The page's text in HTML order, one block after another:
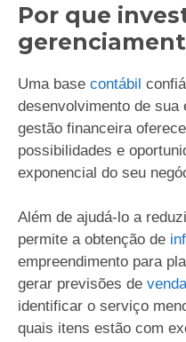
Por que
Uma base contábil
desenvolvimento de sua
gestão financeira
possibilidades e
exponencial do seu
Além de ajudá-lo a
permite a obtenção de
empreendimento para
gerar previsões de
identificar o serviço
quais itens estão com